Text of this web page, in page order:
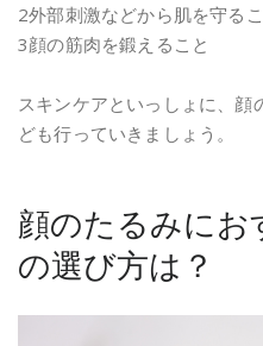
2外部刺激などから肌を守る
3顔の筋肉を鍛えること
スキンケアといっしょに、顔
ども行っていきましょう。
顔のたるみにお
の選び方は？